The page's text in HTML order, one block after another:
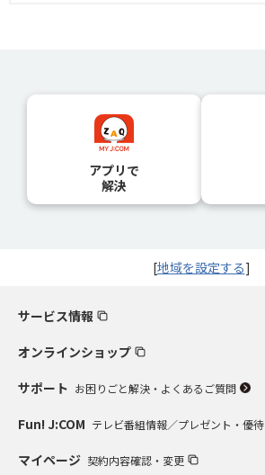
アプリで
解決
[地域を設定する]
サービス情報
オンラインショップ
サポート お困りごと解決・よくあるご質問
Fun! J:COM テレビ番組情報／プレゼント・優待
マイページ 契約内容確認・変更